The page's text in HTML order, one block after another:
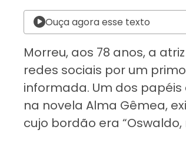
Ouça agora esse texto
Morreu, aos 78 anos, a
redes sociais por um
informada. Um dos
na novela Alma Gêmea,
cujo bordão era